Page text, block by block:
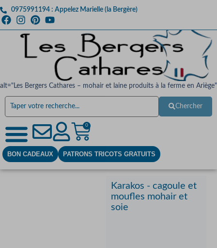
0975991194 : Appelez Marielle (la Bergère)
alt="Les Bergers Cathares – mohair et laine produits à la ferme en Ariège"
Chercher
0
BON CADEAUX PATRONS TRICOTS GRATUITS
Karakos - cagoule et
moufles mohair et
soie